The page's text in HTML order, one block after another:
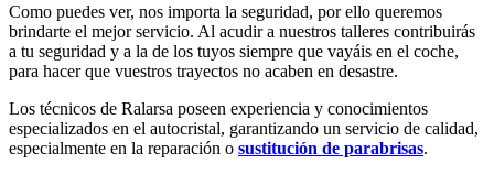
Como puedes ver, nos importa la seguridad, por ello queremos
brindarte el mejor servicio. Al acudir a nuestros talleres contribuirás
a tu seguridad y a la de los tuyos siempre que vayáis en el coche,
para hacer que vuestros trayectos no acaben en desastre.
Los técnicos de Ralarsa poseen experiencia y conocimientos
especializados en el autocristal, garantizando un servicio de calidad,
especialmente en la reparación o sustitución de parabrisas.